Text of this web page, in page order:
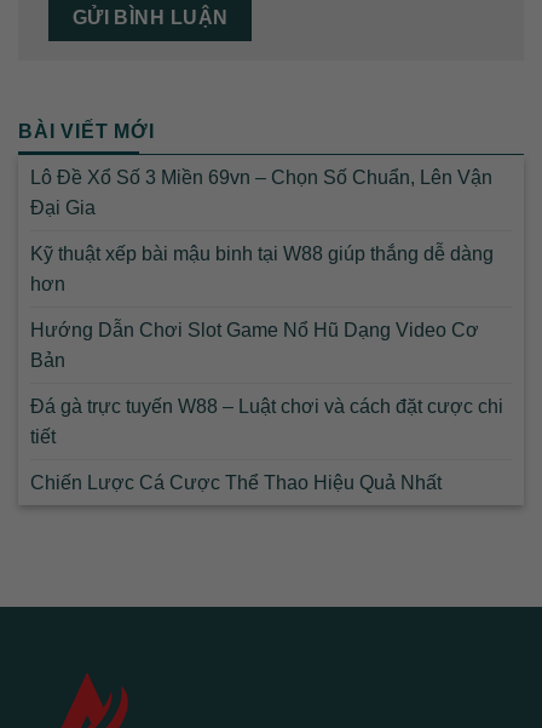
BÀI VIẾT MỚI
Lô Đề Xổ Số 3 Miền 69vn – Chọn Số Chuẩn, Lên Vận
Đại Gia
Kỹ thuật xếp bài mậu binh tại W88 giúp thắng dễ dàng
hơn
Hướng Dẫn Chơi Slot Game Nổ Hũ Dạng Video Cơ
Bản
Đá gà trực tuyến W88 – Luật chơi và cách đặt cược chi
tiết
Chiến Lược Cá Cược Thể Thao Hiệu Quả Nhất